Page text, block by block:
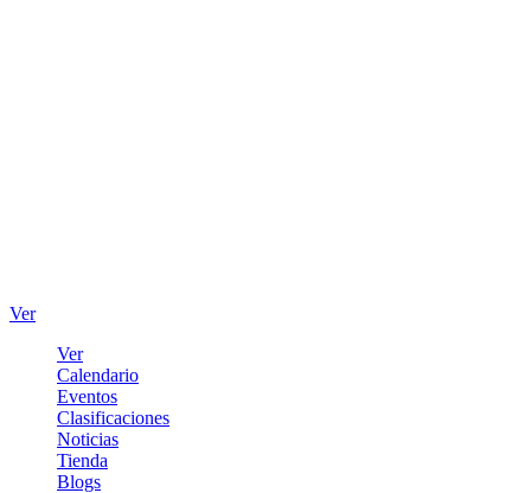
Ver
Ver
Calendario
Eventos
Clasificaciones
Noticias
Tienda
Blogs